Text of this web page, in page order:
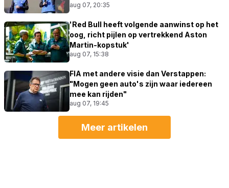
aug 07, 20:35
'Red Bull heeft volgende aanwinst op het
oog, richt pijlen op vertrekkend Aston
Martin-kopstuk'
aug 07, 15:38
FIA met andere visie dan Verstappen:
"Mogen geen auto's zijn waar iedereen
mee kan rijden"
aug 07, 19:45
Meer artikelen